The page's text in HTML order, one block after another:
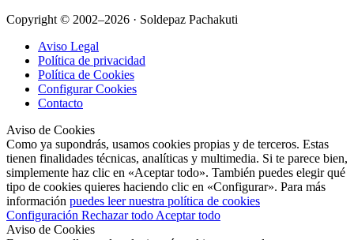
Copyright © 2002–2026 · Soldepaz Pachakuti
Aviso Legal
Política de privacidad
Política de Cookies
Configurar Cookies
Contacto
Aviso de Cookies
Como ya supondrás, usamos cookies propias y de terceros. Estas
tienen finalidades técnicas, analíticas y multimedia. Si te parece bien,
simplemente haz clic en «Aceptar todo». También puedes elegir qué
tipo de cookies quieres haciendo clic en «Configurar». Para más
información puedes leer nuestra política de cookies
Configuración Rechazar todo Aceptar todo
Aviso de Cookies